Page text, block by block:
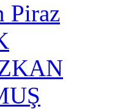
Piraz